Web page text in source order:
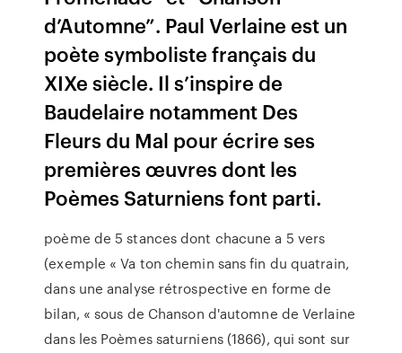
d’Automne”. Paul Verlaine est un
poète symboliste français du
XIXe siècle. Il s’inspire de
Baudelaire notamment Des
Fleurs du Mal pour écrire ses
premières œuvres dont les
Poèmes Saturniens font parti.
poème de 5 stances dont chacune a 5 vers
(exemple « Va ton chemin sans fin du quatrain,
dans une analyse rétrospective en forme de
bilan, « sous de Chanson d'automne de Verlaine
dans les Poèmes saturniens (1866), qui sont sur